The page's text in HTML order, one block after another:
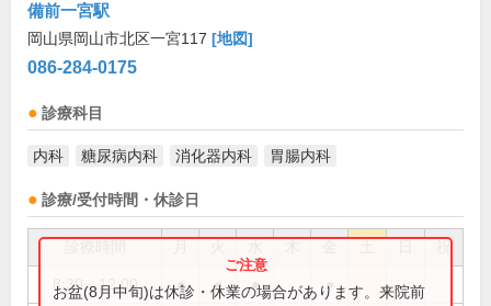
備前一宮駅
岡山県岡山市北区一宮117 [地図]
086-284-0175
診療科目
内科 糖尿病内科 消化器内科 胃腸内科
診療/受付時間・休診日
祝
8:30～12:00 ● ● ● ●
お盆(8月中旬)は休診・休業の場合があります。来院前